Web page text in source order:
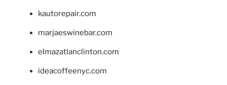
kautorepair.com
marjaeswinebar.com
elmazatlanclinton.com
ideacoffeenyc.com